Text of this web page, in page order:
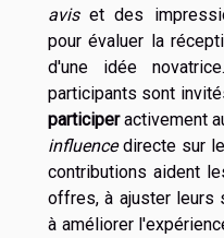
aviset des
pour évaluer la
d'une idée
participants sont
participeractivement
influencedirecte sur le
contributions aident
offres, à ajuster leurs
à améliorer